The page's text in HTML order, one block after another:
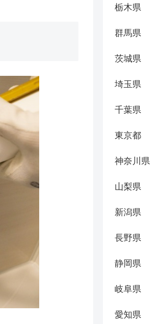
栃木県
群馬県
茨城県
埼玉県
千葉県
東京都
神奈川県
山梨県
新潟県
長野県
静岡県
岐阜県
愛知県